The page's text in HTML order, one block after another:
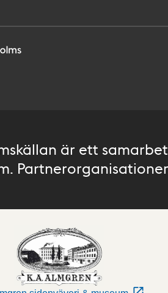
är ett